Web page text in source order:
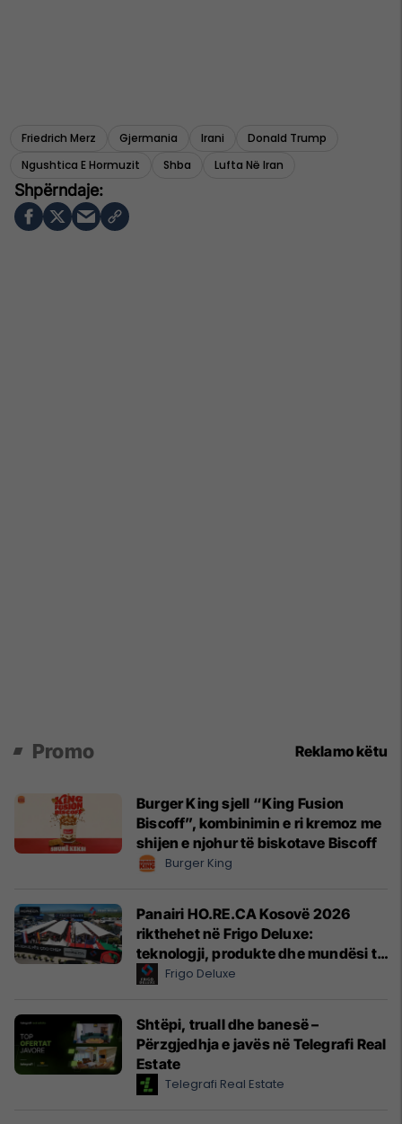
Friedrich Merz Gjermania Irani
Donald Trump
Ngushtica E Hormuzit
Shba Lufta Në Iran
Promo Reklamo këtu
Burger King sjell “King Fusion
Biscoff”, kombinimin e ri kremoz me
shijen e njohur të biskotave Biscoff
Burger King
Panairi HO.RE.CA Kosovë 2026
rikthehet në Frigo Deluxe:
teknologji, produkte dhe mundësi të
reja për hoteleri dhe gastronomi
Frigo Deluxe
Shtëpi, truall dhe banesë –
Përzgjedhja e javës në Telegrafi Real
Estate
Telegrafi Real Estate